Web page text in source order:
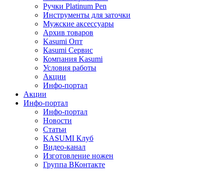
Ручки Platinum Pen
Инструменты для заточки
Мужские аксессуары
Архив товаров
Kasumi Опт
Кasumi Сервис
Компания Kasumi
Условия работы
Акции
Инфо-портал
Акции
Инфо-портал
Инфо-портал
Новости
Статьи
KASUMI Клуб
Видео-канал
Изготовление ножен
Группа ВКонтакте